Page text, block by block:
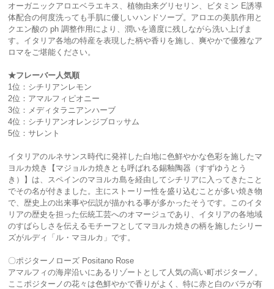
オーガニックアロエベラエキス、植物由来グリセリン、ビタミン E誘導
体配合の何度洗っても手肌に優しいハンドソープ。アロエの美肌作用と
クエン酸の ph 調整作用により、潤いを適度に残しながら洗い上げま
す。イタリア各地の特産を表現した柄や香りを施し、爽やかで優雅なア
ロマをご堪能ください。
★フレーバー人気順
1位：シチリアンレモン
2位：アマルフィピオニー
3位：メディタラニアンハーブ
4位：シチリアンオレンジブロッサム
5位：サレント
イタリアのルネサンス時代に発祥した白地に色鮮やかな色彩を施したマ
ヨルカ焼き【マジョルカ焼きとも呼ばれる錫釉陶器（すずゆうとう
き）】は、スペインのマヨルカ島を経由してシチリアに入ってきたこと
でその名が付きました。主にストーリー性を盛り込むことが多い焼き物
で、歴史上の出来事や伝説が描かれる事が多かったそうです。このイタ
リアの歴史を担った伝統工芸へのオマージュであり、イタリアの各地域
のすばらしさを伝えるモチーフとしてマヨルカ焼きの柄を施したシリー
ズがルディ「ル・マヨルカ」です。
〇ポジターノローズ Positano Rose
アマルフィの海岸沿いにあるリゾートとして人気の高い町ポジターノ。
ここポジターノの花々は色鮮やかで香りがよく、特に赤と白のバラが有